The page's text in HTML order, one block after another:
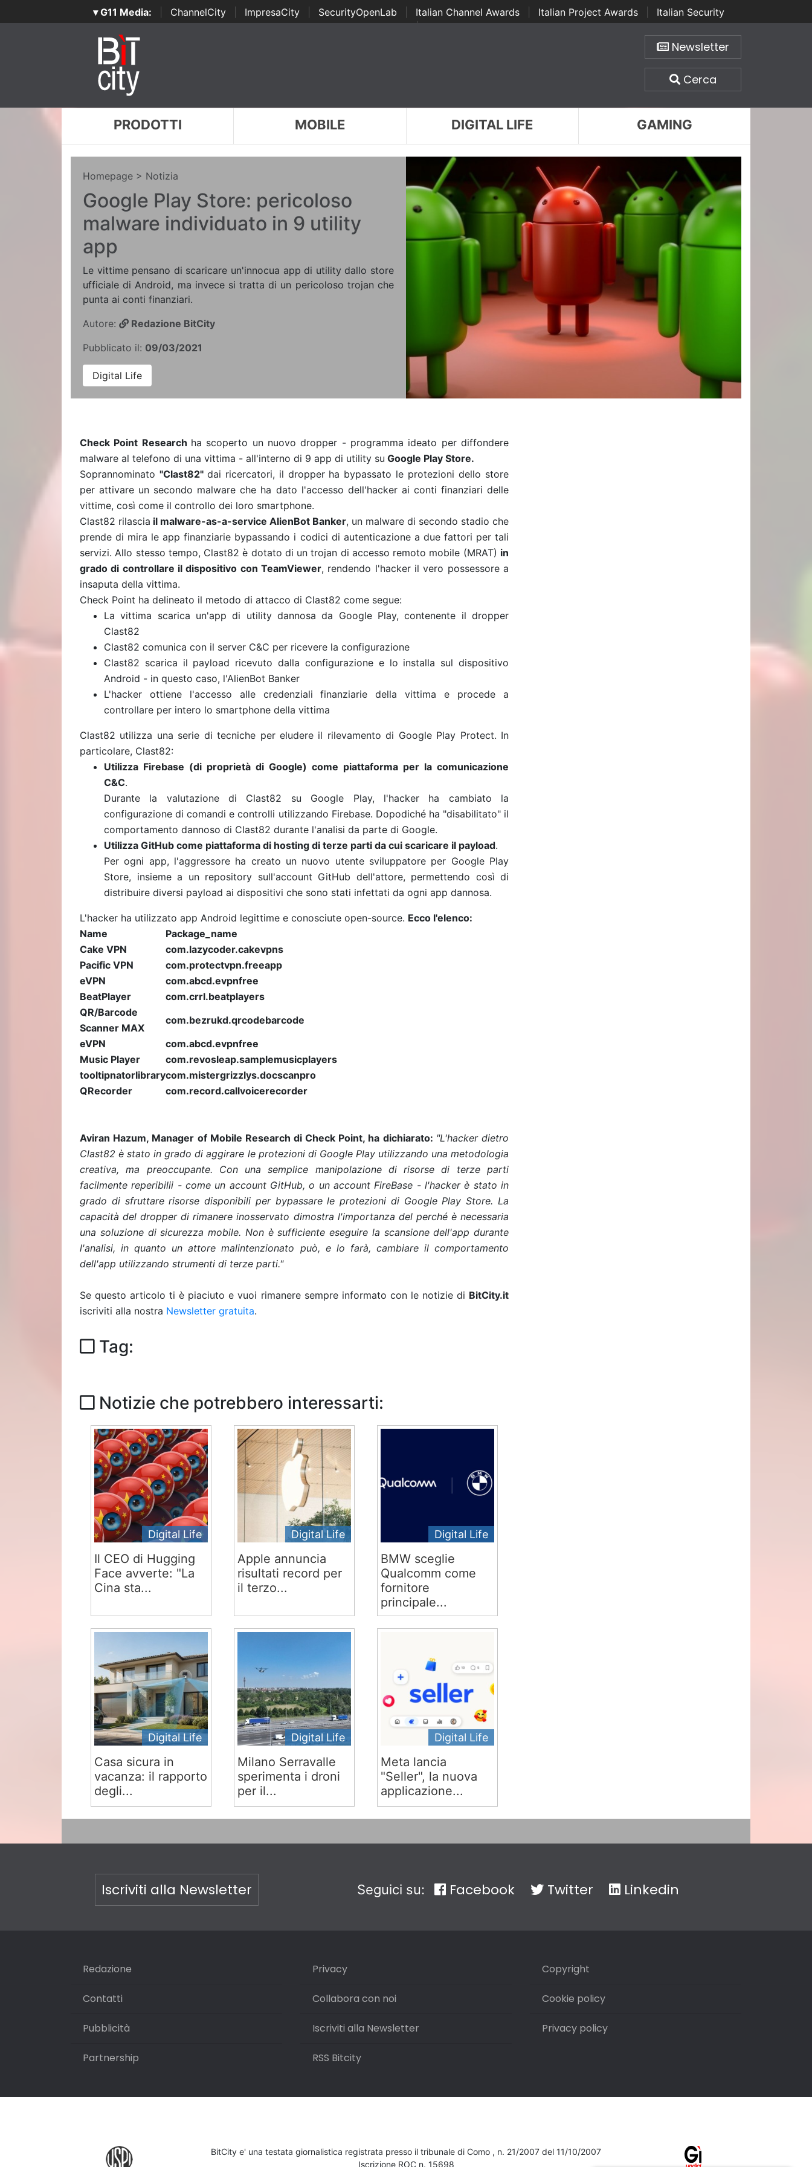
▾ G11 Media: ChannelCity ImpresaCity SecurityOpenLab Italian Channel Awards Italian Project Awards
Italian Security
Awards | ...
Newsletter
Cerca
PRODOTTI MOBILE DIGITAL LIFE GAMING
Homepage > Notizia
Google Play Store: pericoloso
malware individuato in 9 utility
app
Le vittime pensano di scaricare un'innocua app di utility dallo store
ufficiale di Android, ma invece si tratta di un pericoloso trojan che
punta ai conti finanziari.
Autore:
Redazione BitCity
Pubblicato il: 09/03/2021
Digital Life
Check Point Research ha scoperto un nuovo dropper - programma ideato per diffondere
malware al telefono di una vittima - all'interno di 9 app di utility su Google Play Store.
Soprannominato "Clast82" dai ricercatori, il dropper ha bypassato le protezioni dello store
per attivare un secondo malware che ha dato l'accesso dell'hacker ai conti finanziari delle
vittime, così come il controllo dei loro smartphone.
Clast82 rilascia il malware-as-a-service AlienBot Banker, un malware di secondo stadio che
prende di mira le app finanziarie bypassando i codici di autenticazione a due fattori per tali
servizi. Allo stesso tempo, Clast82 è dotato di un trojan di accesso remoto mobile (MRAT) in
grado di controllare il dispositivo con TeamViewer, rendendo l'hacker il vero possessore a
insaputa della vittima.
Check Point ha delineato il metodo di attacco di Clast82 come segue:
La vittima scarica un'app di utility dannosa da Google Play, contenente il dropper
Clast82
Clast82 comunica con il server C&C per ricevere la configurazione
Clast82 scarica il payload ricevuto dalla configurazione e lo installa sul dispositivo
Android - in questo caso, l'AlienBot Banker
L'hacker ottiene l'accesso alle credenziali finanziarie della vittima e procede a
controllare per intero lo smartphone della vittima
Clast82 utilizza una serie di tecniche per eludere il rilevamento di Google Play Protect. In
particolare, Clast82:
Utilizza Firebase (di proprietà di Google) come piattaforma per la comunicazione
C&C.
Durante la valutazione di Clast82 su Google Play, l'hacker ha cambiato la
configurazione di comandi e controlli utilizzando Firebase. Dopodiché ha "disabilitato" il
comportamento dannoso di Clast82 durante l'analisi da parte di Google.
Utilizza GitHub come piattaforma di hosting di terze parti da cui scaricare il payload.
Per ogni app, l'aggressore ha creato un nuovo utente sviluppatore per Google Play
Store, insieme a un repository sull'account GitHub dell'attore, permettendo così di
distribuire diversi payload ai dispositivi che sono stati infettati da ogni app dannosa.
L'hacker ha utilizzato app Android legittime e conosciute open-source. Ecco l'elenco:
Name
Package_name
Cake VPN
com.lazycoder.cakevpns
Pacific VPN
com.protectvpn.freeapp
eVPN
com.abcd.evpnfree
BeatPlayer
com.crrl.beatplayers
QR/Barcode
Scanner MAX
com.bezrukd.qrcodebarcode
eVPN
com.abcd.evpnfree
Music Player
com.revosleap.samplemusicplayers
tooltipnatorlibrarycom.mistergrizzlys.docscanpro
QRecorder
com.record.callvoicerecorder
Aviran Hazum, Manager of Mobile Research di Check Point, ha dichiarato: "L'hacker dietro
Clast82 è stato in grado di aggirare le protezioni di Google Play utilizzando una metodologia
creativa, ma preoccupante. Con una semplice manipolazione di risorse di terze parti
facilmente reperibilii - come un account GitHub, o un account FireBase - l'hacker è stato in
grado di sfruttare risorse disponibili per bypassare le protezioni di Google Play Store. La
capacità del dropper di rimanere inosservato dimostra l'importanza del perché è necessaria
una soluzione di sicurezza mobile. Non è sufficiente eseguire la scansione dell'app durante
l'analisi, in quanto un attore malintenzionato può, e lo farà, cambiare il comportamento
dell'app utilizzando strumenti di terze parti."
Se questo articolo ti è piaciuto e vuoi rimanere sempre informato con le notizie di BitCity.it
iscriviti alla nostra Newsletter gratuita.
Tag:
Notizie che potrebbero interessarti:
Digital Life
Il CEO di Hugging
Face avverte: "La
Cina sta...
Digital Life
Apple annuncia
risultati record per
il terzo...
Digital Life
BMW sceglie
Qualcomm come
fornitore
principale...
Digital Life
Casa sicura in
vacanza: il rapporto
degli...
Digital Life
Milano Serravalle
sperimenta i droni
per il...
Digital Life
Meta lancia
"Seller", la nuova
applicazione...
Iscriviti alla Newsletter Seguici su: Facebook Twitter Linkedin
Redazione
Contatti
Pubblicità
Partnership
Privacy
Collabora con noi
Iscriviti alla Newsletter
RSS Bitcity
Copyright
Cookie policy
Privacy policy
BitCity e' una testata giornalistica registrata presso il tribunale di Como , n. 21/2007 del 11/10/2007
Iscrizione ROC n. 15698